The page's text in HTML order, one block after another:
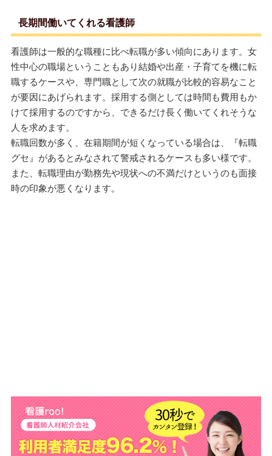
長期間働いてくれる看護師
看護師は一般的な職種に比べ転職が多い傾向にあります。女
性中心の職場ということもあり結婚や出産・子育てを機に転
職するケースや、専門職として次の就職が比較的容易なこと
が要因にあげられます。採用する側としては時間も費用もか
けて採用するのですから、できるだけ長く働いてくれそうな
人を求めます。
転職回数が多く、在籍期間が短くなっている場合は、『転職
グセ』があるとみなされて警戒されるケースも多い様です。
また、転職理由が勤務先や現状への不満だけというのも面接
時の印象が悪くなります。